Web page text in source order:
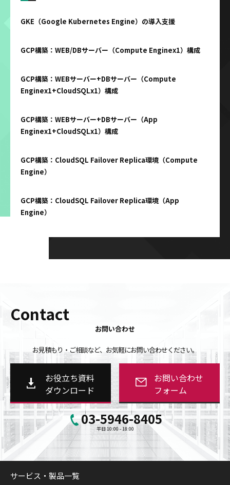
GKE（Google Kubernetes Engine）の導入支援
GCP構築：WEB/DBサーバー（Compute Enginex1）構成
GCP構築：WEBサーバー+DBサーバー（Compute
Enginex1+CloudSQLx1）構成
GCP構築：WEBサーバー+DBサーバー（App
Enginex1+CloudSQLx1）構成
GCP構築：CloudSQL Failover Replica環境（Compute
Engine）
GCP構築：CloudSQL Failover Replica環境（App
Engine）
Contact
お問い合わせ
お見積もり・ご相談など、お気軽にお問い合わせください。
お役立ち資料
ダウンロード
お問い合わせ
フォーム
03-5946-8405
平日 10:00 - 18:00
サービス・製品一覧